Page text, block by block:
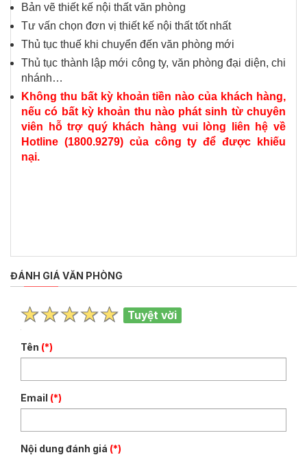
Bản vẽ thiết kế nội thất văn phòng
Tư vấn chọn đơn vị thiết kế nội thất tốt nhất
Thủ tục thuế khi chuyển đến văn phòng mới
Thủ tục thành lập mới công ty, văn phòng đại diện, chi
nhánh…
Không thu bất kỳ khoản tiền nào của khách hàng,
nếu có bất kỳ khoản thu nào phát sinh từ chuyên
viên hỗ trợ quý khách hàng vui lòng liên hệ về
Hotline (1800.9279) của công ty để được khiếu
nại.
ĐÁNH GIÁ VĂN PHÒNG
Tuyệt vời
Tên (*)
Email (*)
Nội dung đánh giá (*)